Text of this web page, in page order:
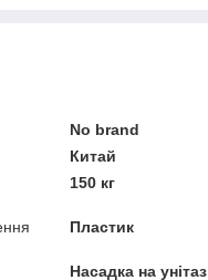
No brand
Китай
150 кг
Пластик
Насадка на унітаз